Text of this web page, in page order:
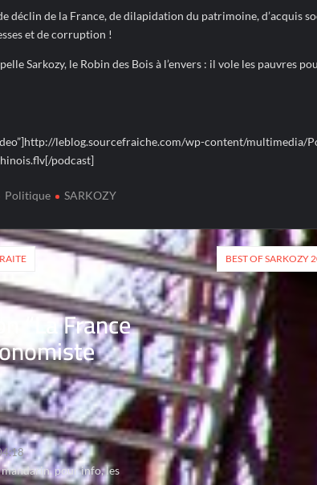
déclin de la France, de dilapidation du patrimoine, d’acquis
et de corruption !
Sarkozy, le Robin des Bois à l’envers : il vole les pauvres
leblog.sourcefraiche.com/wp-content/multimedia/
podcast]
Politique SARKOZY
BEST OF SARKOZY
“La France
pour info, les